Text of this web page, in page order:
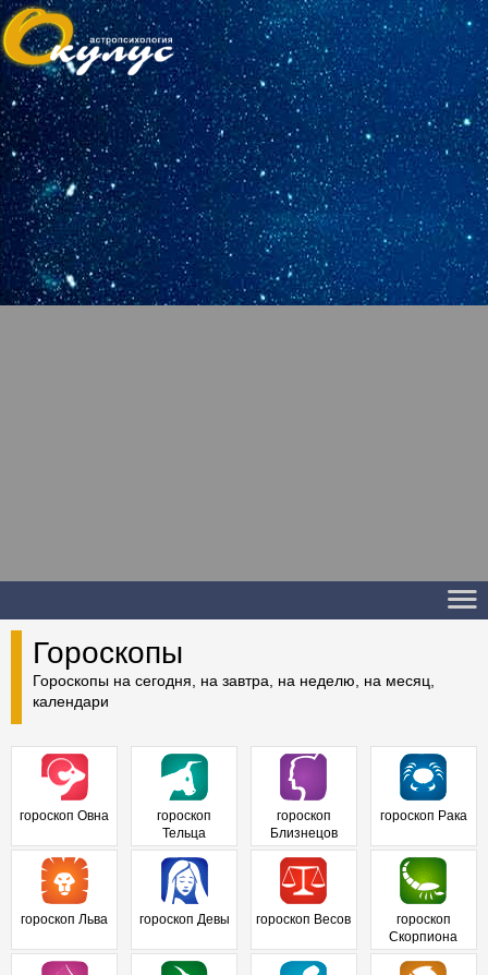
Гороскопы
Гороскопы на сегодня, на завтра, на неделю, на месяц,
календари
гороскоп Овна
гороскоп
Тельца
гороскоп
Близнецов
гороскоп Рака
гороскоп Льва гороскоп Девы гороскоп Весов
гороскоп
Скорпиона